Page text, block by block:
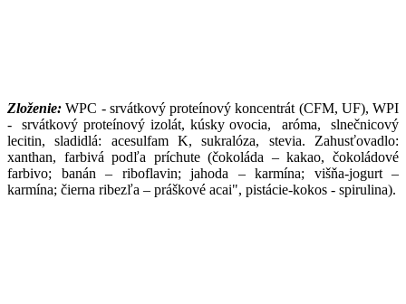
Zloženie: WPC - srvátkový proteínový koncentrát (CFM, UF), WPI
- srvátkový proteínový izolát, kúsky ovocia, aróma, slnečnicový
lecitin, sladidlá: acesulfam K, sukralóza, stevia. Zahusťovadlo:
xanthan, farbivá podľa príchute (čokoláda – kakao, čokoládové
farbivo; banán – riboflavin; jahoda – karmína; višňa-jogurt –
karmína; čierna ribezľa – práškové acai", pistácie-kokos - spirulina).